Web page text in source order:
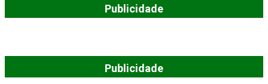
Publicidade
Publicidade